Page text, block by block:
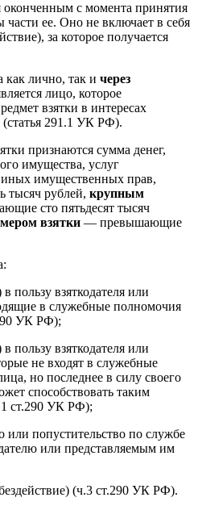
оконченным с момента принятия
ее. Оно не включает в себя
за которое получается
как лично, так и через
лицо, которое
взятки в интересах
(статья 291.1 УК РФ).
признаются сумма денег,
имущества, услуг
иных имущественных прав,
тысяч рублей, крупным
сто пятьдесят тысяч
взятки — превышающие
пользу взяткодателя или
в служебные полномочия
УК РФ);
пользу взяткодателя или
не входят в служебные
но последнее в силу своего
способствовать таким
ст.290 УК РФ);
или попустительство по службе
или представляемым им
(ч.3 ст.290 УК РФ).